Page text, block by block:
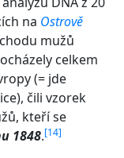
na Ostrově
mužů
celkem
(= jde
čili vzorek
kteří se
1848.[14]